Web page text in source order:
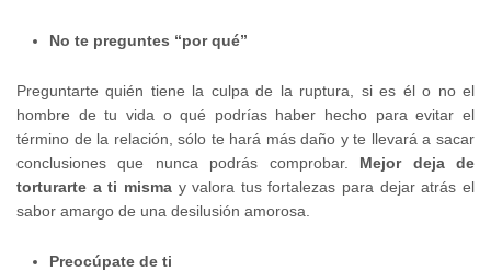
No te preguntes “por qué”
Preguntarte quién tiene la culpa de la ruptura, si es él o no el
hombre de tu vida o qué podrías haber hecho para evitar el
término de la relación, sólo te hará más daño y te llevará a sacar
conclusiones que nunca podrás comprobar. Mejor deja de
torturarte a ti mismay valora tus fortalezas para dejar atrás el
sabor amargo de una desilusión amorosa.
Preocúpate de ti